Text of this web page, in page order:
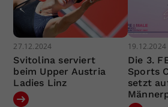
27.12.2024
Svitolina serviert
beim Upper Austria
Ladies Linz
19.12.2024
Die 3.
Sports
setzt